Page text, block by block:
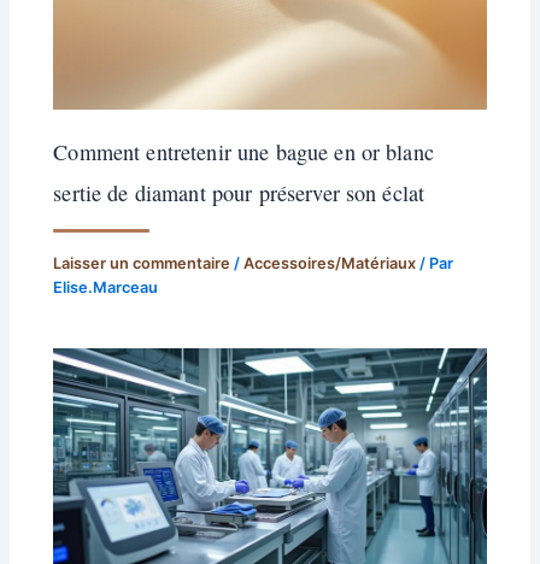
Comment entretenir une bague en or blanc
sertie de diamant pour préserver son éclat
Laisser un commentaire /Accessoires/Matériaux / Par
Elise.Marceau